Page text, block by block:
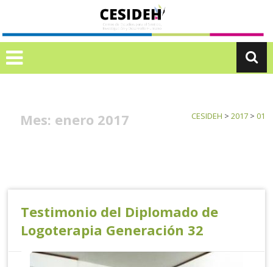
contenido
E
D
H
Mes: enero 2017 CESIDEH > 2017> 01
Testimonio del Diplomado de
Logoterapia Generación 32